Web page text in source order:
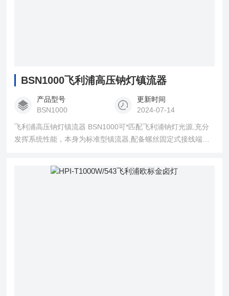
BSN1000飞利浦高压钠灯镇流器
产品型号
BSN1000
更新时间
2024-07-14
飞利浦高压钠灯镇流器 BSN1000可*匹配飞利浦钠灯光源,充分
发挥系统性能，本身为标准型镇流器,配备螺丝固定式接线端